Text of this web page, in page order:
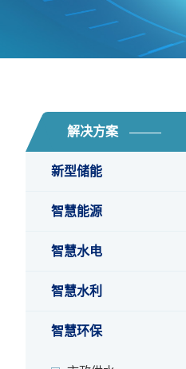
解决方案
新型储能
智慧能源
智慧水电
智慧水利
智慧环保